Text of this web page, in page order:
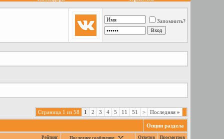
Запомнить?
Страница 1 из 58 1 2 3 4 5 11 51 > Последняя»
Опции раздела
Рейтинг Последнее сообщение Ответов Просмотров